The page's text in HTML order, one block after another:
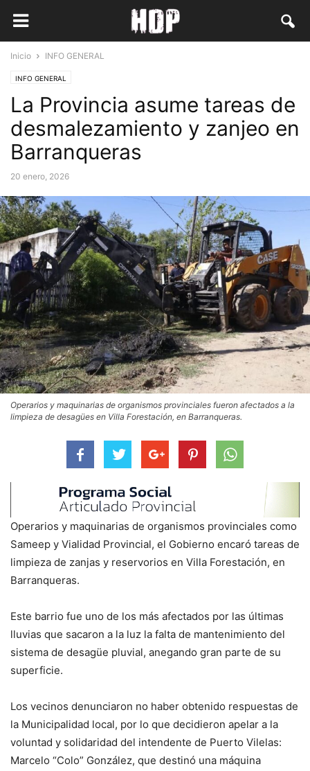
Inicio INFO GENERAL
INFO GENERAL
La Provincia asume tareas de
desmalezamiento y zanjeo en
Barranqueras
20 enero, 2026
Operarios y maquinarias de organismos provinciales fueron afectados a la
limpieza de desagües en Villa Forestación, en Barranqueras.
Operarios y maquinarias de organismos provinciales como
Sameep y Vialidad Provincial, el Gobierno encaró tareas de
limpieza de zanjas y reservorios en Villa Forestación, en
Barranqueras.
Este barrio fue uno de los más afectados por las últimas
lluvias que sacaron a la luz la falta de mantenimiento del
sistema de desagüe pluvial, anegando gran parte de su
superficie.
Los vecinos denunciaron no haber obtenido respuestas de
la Municipalidad local, por lo que decidieron apelar a la
voluntad y solidaridad del intendente de Puerto Vilelas:
Marcelo “Colo” González, que destinó una máquina